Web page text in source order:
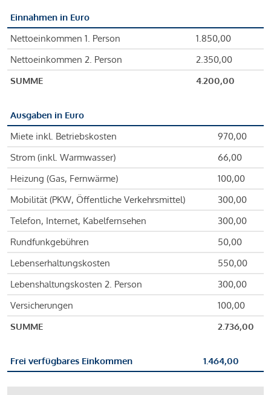
Einnahmen in Euro
Nettoeinkommen 1. Person
1.850,00
Nettoeinkommen 2. Person
2.350,00
SUMME
4.200,00
Ausgaben in Euro
Miete inkl. Betriebskosten
970,00
Strom (inkl. Warmwasser)
66,00
Heizung (Gas, Fernwärme)
100,00
Mobilität (PKW, Öffentliche Verkehrsmittel)
300,00
Telefon, Internet, Kabelfernsehen
300,00
Rundfunkgebühren
50,00
Lebenserhaltungskosten
550,00
Lebenshaltungskosten 2. Person
300,00
Versicherungen
100,00
SUMME
2.736,00
Frei verfügbares Einkommen 1.464,00